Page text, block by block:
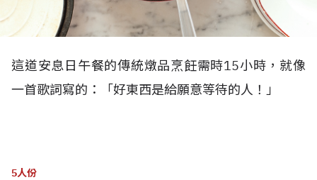
這道安息日午餐的傳統燉品烹飪需時15小時，就像
一首歌詞寫的：「好東西是給願意等待的人！」
5人份